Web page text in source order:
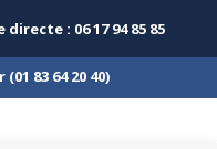
directe : 06 17 94 85 85
83 64 20 40)